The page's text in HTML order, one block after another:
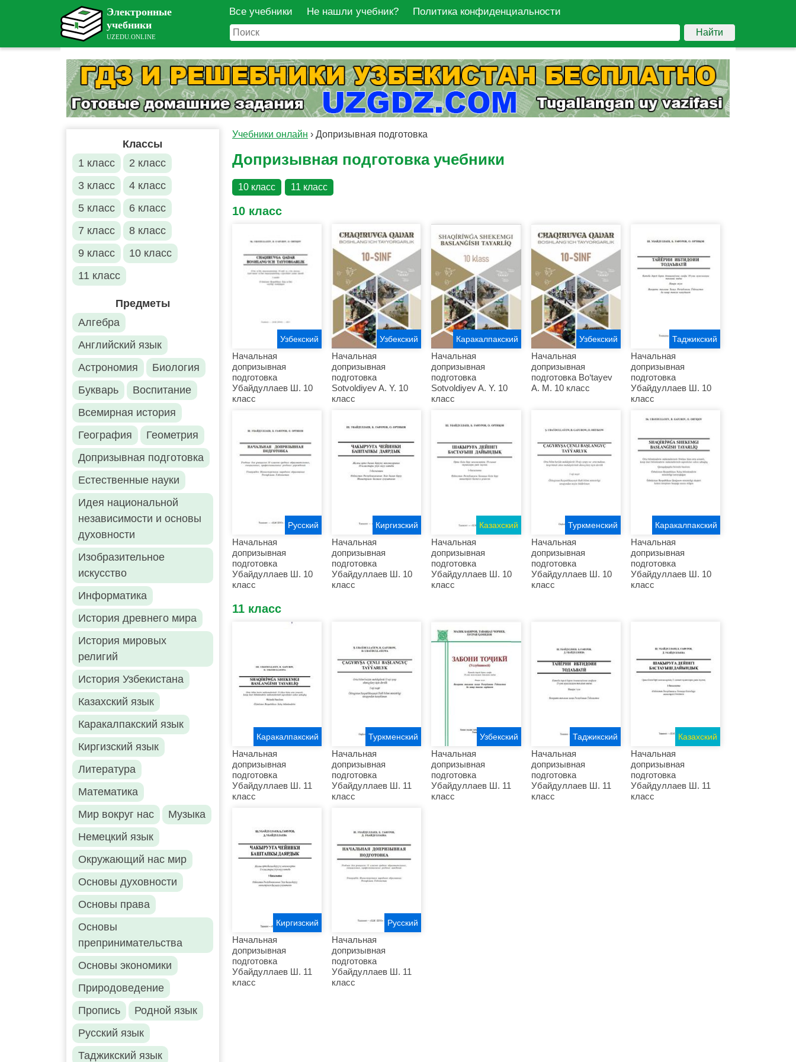
Все учебники Не нашли учебник? Политика конфиденциальности
Найти
Классы
1 класс
2 класс
3 класс
4 класс
5 класс
6 класс
7 класс
8 класс
9 класс
10 класс
11 класс
Предметы
Алгебра
Английский язык
Астрономия
Биология
Букварь
Воспитание
Всемирная история
География
Геометрия
Допризывная подготовка
Естественные науки
Идея национальной
независимости и основы
духовности
Изобразительное
искусство
Информатика
История древнего мира
История мировых
религий
История Узбекистана
Казахский язык
Каракалпакский язык
Киргизский язык
Литература
Математика
Мир вокруг нас
Музыка
Немецкий язык
Окружающий нас мир
Основы духовности
Основы права
Основы
препринимательства
Основы экономики
Природоведение
Пропись
Родной язык
Русский язык
Таджикский язык
Учебники онлайн › Допризывная подготовка
Допризывная подготовка учебники
10 класс 11 класс
10 класс
Начальная
допризывная
подготовка
Убайдуллаев Ш. 10
класс
Узбекский
Начальная
допризывная
подготовка
Sotvoldiyev A. Y. 10
класс
Узбекский
Начальная
допризывная
подготовка
Sotvoldiyev A. Y. 10
класс
Каракалпакский
Начальная
допризывная
подготовка Bo‘tayev
A. M. 10 класс
Узбекский
Начальная
допризывная
подготовка
Убайдуллаев Ш. 10
класс
Таджикский
Начальная
допризывная
подготовка
Убайдуллаев Ш. 10
класс
Русский
Начальная
допризывная
подготовка
Убайдуллаев Ш. 10
класс
Киргизский
Начальная
допризывная
подготовка
Убайдуллаев Ш. 10
класс
Казахский
Начальная
допризывная
подготовка
Убайдуллаев Ш. 10
класс
Туркменский
Начальная
допризывная
подготовка
Убайдуллаев Ш. 10
класс
Каракалпакский
11 класс
Начальная
допризывная
подготовка
Убайдуллаев Ш. 11
класс
Каракалпакский
Начальная
допризывная
подготовка
Убайдуллаев Ш. 11
класс
Туркменский
Начальная
допризывная
подготовка
Убайдуллаев Ш. 11
класс
Узбекский
Начальная
допризывная
подготовка
Убайдуллаев Ш. 11
класс
Таджикский
Начальная
допризывная
подготовка
Убайдуллаев Ш. 11
класс
Казахский
Начальная
допризывная
подготовка
Убайдуллаев Ш. 11
класс
Киргизский
Начальная
допризывная
подготовка
Убайдуллаев Ш. 11
класс
Русский